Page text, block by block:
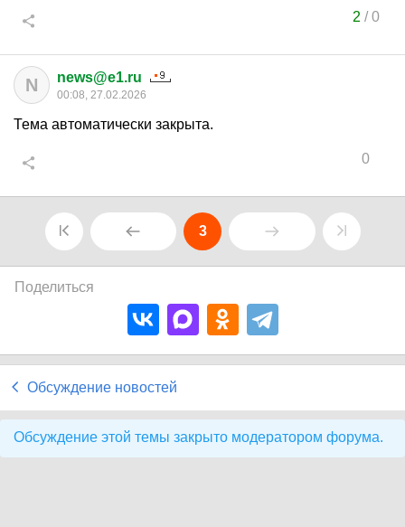
2 /0
N news@e1.ru
00:08, 27.02.2026
Тема автоматически закрыта.
0
3
Поделиться
Обсуждение новостей
Обсуждение этой темы закрыто модератором форума.